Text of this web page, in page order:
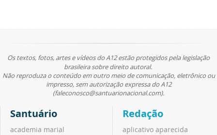
Os textos, fotos, artes e vídeos do A12 estão protegidos pela legislação
brasileira sobre direito autoral.
Não reproduza o conteúdo em outro meio de comunicação, eletrônico ou
impresso, sem autorização expressa do A12
(faleconosco@santuarionacional.com).
Santuário
academia marial
Redação
aplicativo aparecida